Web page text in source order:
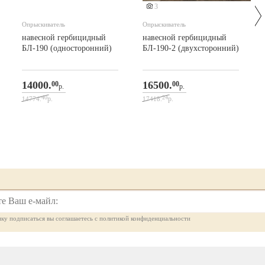
Опрыскиватель
навесной гербицидный
БЛ-190 (односторонний)
14000.00р.
14774.40р.
3
Опрыскиватель
навесной гербицидный
БЛ-190-2 (двухсторонний)
16500.00р.
17418.24р.
подписаться вы соглашаетесь с политикой конфиденциальности